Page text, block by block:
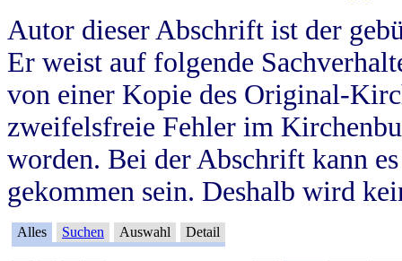
Autor dieser Abschrift ist der
Er weist auf folgende
von einer Kopie des Original-
zweifelsfreie Fehler im
worden. Bei der Abschrift kann
gekommen sein. Deshalb wird
Alles Suchen Auswahl Detail